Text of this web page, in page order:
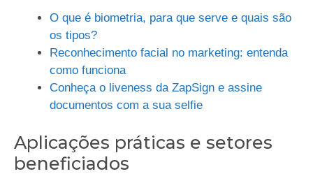
O que é biometria, para que serve e quais são
os tipos?
Reconhecimento facial no marketing: entenda
como funciona
Conheça o liveness da ZapSign e assine
documentos com a sua selfie
Aplicações práticas e setores
beneficiados